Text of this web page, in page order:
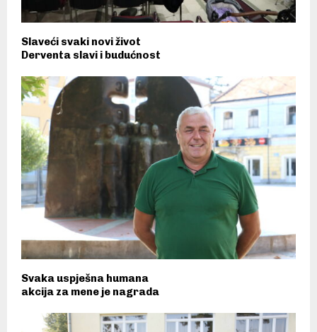
Slaveći svaki novi život
Derventa slavi i budućnost
Svaka uspješna humana
akcija za mene je nagrada